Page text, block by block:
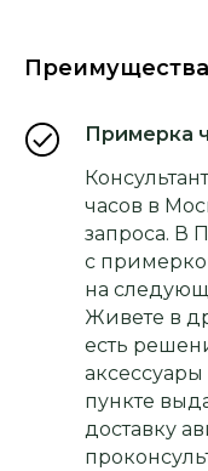
Преимущества
Примерка
часов в
запроса. В
с
на
Живете в
есть
пункте
доставку